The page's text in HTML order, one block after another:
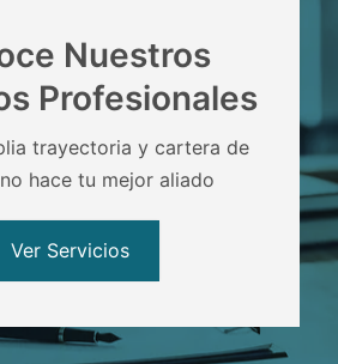
Nuestros
Profesionales
trayectoria y cartera de
hace tu mejor aliado
Ver Servicios